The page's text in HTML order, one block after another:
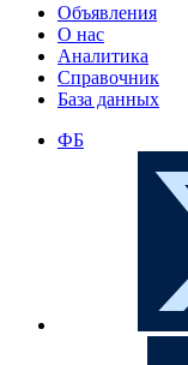
Объявления
О нас
Аналитика
Справочник
База данных
ФБ